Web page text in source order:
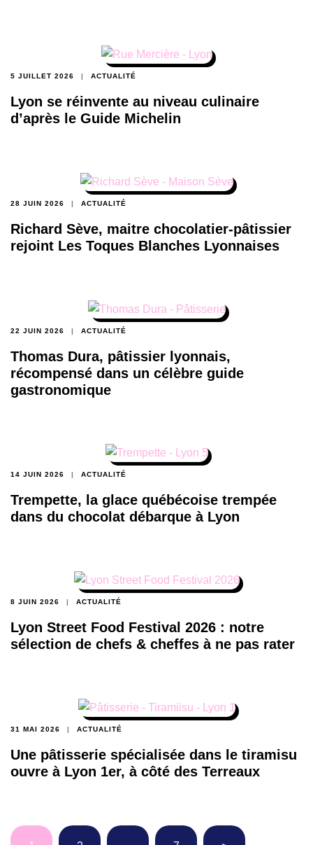
5 JUILLET 2026 ACTUALITÉ
Lyon se réinvente au niveau culinaire
d’après le Guide Michelin
28 JUIN 2026 ACTUALITÉ
Richard Sève, maitre chocolatier-pâtissier
rejoint Les Toques Blanches Lyonnaises
22 JUIN 2026 ACTUALITÉ
Thomas Dura, pâtissier lyonnais,
récompensé dans un célèbre guide
gastronomique
14 JUIN 2026 ACTUALITÉ
Trempette, la glace québécoise trempée
dans du chocolat débarque à Lyon
8 JUIN 2026 ACTUALITÉ
Lyon Street Food Festival 2026 : notre
sélection de chefs & cheffes à ne pas rater
31 MAI 2026 ACTUALITÉ
Une pâtisserie spécialisée dans le tiramisu
ouvre à Lyon 1er, à côté des Terreaux